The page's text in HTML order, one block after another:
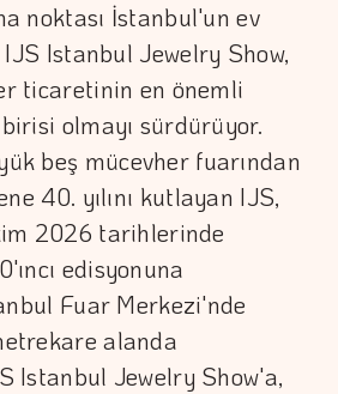
noktası İstanbul'un ev
Istanbul Jewelry Show,
ticaretinin en önemli
olmayı sürdürüyor.
beş mücevher fuarından
40. yılını kutlayan IJS,
2026 tarihlerinde
edisyonuna
Fuar Merkezi'nde
alanda
Istanbul Jewelry Show'a,